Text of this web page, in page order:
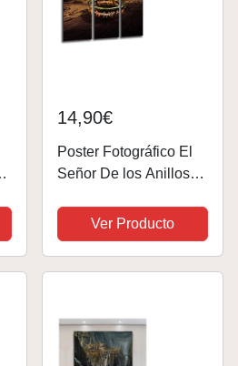
14,90€
Poster Fotográfico El
Señor De los Anillos
cm XXLVer Producto